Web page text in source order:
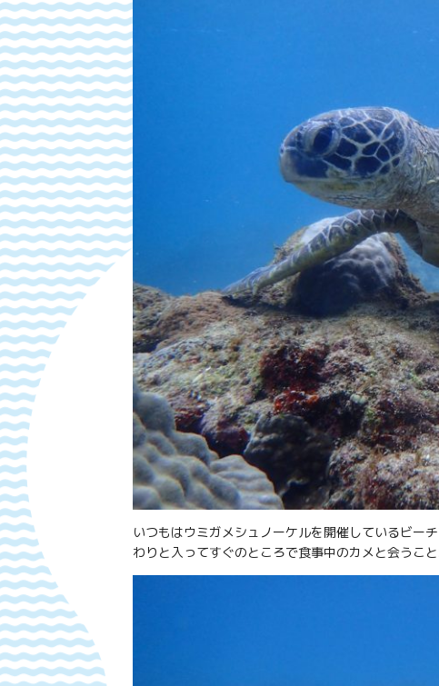
いつもはウミガメシュノーケルを開催しているビー
わりと入ってすぐのところで食事中のカメと会うこと